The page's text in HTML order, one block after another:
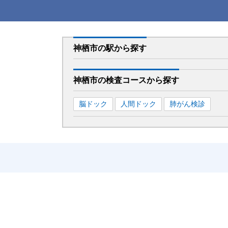
神栖市の駅から探す
神栖市の検査コースから探す
脳ドック 人間ドック 肺がん検診